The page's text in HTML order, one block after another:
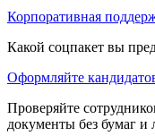
Корпоративная
Какой соцпакет вы
Оформляйте
Проверяйте
документы без бумаг и